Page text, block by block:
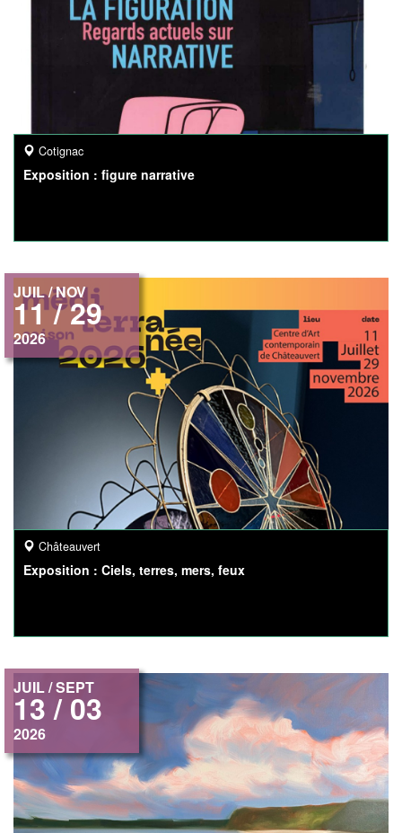
Cotignac
Exposition : figure narrative
JUIL / NOV
11 / 29
2026
Châteauvert
Exposition : Ciels, terres, mers, feux
JUIL / SEPT
13 / 03
2026